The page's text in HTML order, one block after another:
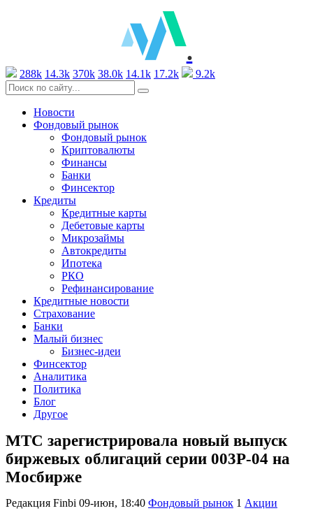
.
288k 14.3k 370k 38.0k 14.1k 17.2k 9.2k
Новости
Фондовый рынок
Фондовый рынок
Криптовалюты
Финансы
Банки
Финсектор
Кредиты
Кредитные карты
Дебетовые карты
Микрозаймы
Автокредиты
Ипотека
РКО
Рефинансирование
Кредитные новости
Страхование
Банки
Малый бизнес
Бизнес-идеи
Финсектор
Аналитика
Политика
Блог
Другое
МТС зарегистрировала новый выпуск
биржевых облигаций серии 003Р-04 на
Мосбирже
Редакция Finbi 09-июн, 18:40 Фондовый рынок 1 Акции